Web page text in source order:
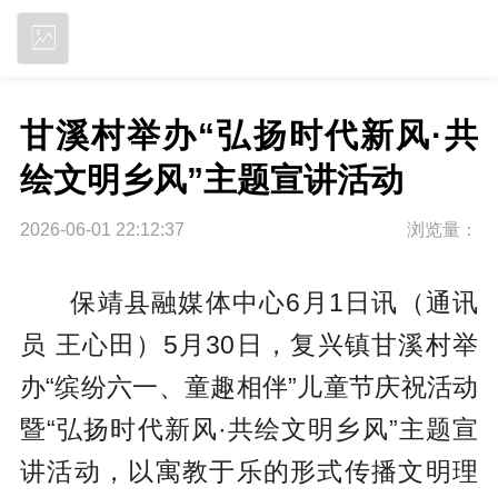
甘溪村举办“弘扬时代新风·共
绘文明乡风”主题宣讲活动
2026-06-01 22:12:37 浏览量：
保靖县融媒体中心6月1日讯（通讯
员 王心田）5月30日，复兴镇甘溪村举
办“缤纷六一、童趣相伴”儿童节庆祝活动
暨“弘扬时代新风·共绘文明乡风”主题宣
讲活动，以寓教于乐的形式传播文明理